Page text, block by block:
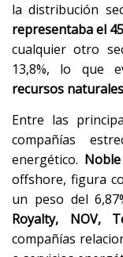
la distribución
representaba el
cualquier otro
13,8%, lo que
recursos
Entre las
compañías
energético.
offshore, figura
un peso del
Royalty, NOV,
compañías